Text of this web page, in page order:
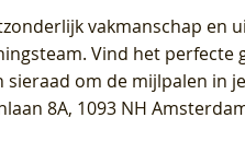
vakmanschap en
Vind het
om de mijlpalen in
8A, 1093 NH